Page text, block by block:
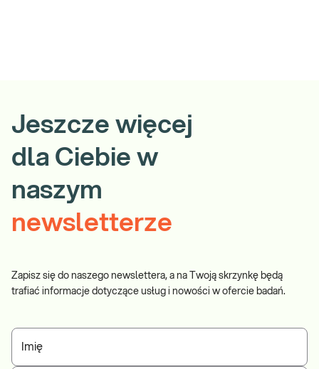
Jeszcze więcej
dla Ciebie w
naszym
newsletterze
Zapisz się do naszego newslettera, a na Twoją skrzynkę będą
trafiać informacje dotyczące usług i nowości w ofercie badań.
Imię